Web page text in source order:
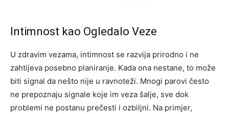
Intimnost kao Ogledalo Veze
U zdravim vezama, intimnost se razvija prirodno i ne
zahtijeva posebno planiranje. Kada ona nestane, to može
biti signal da nešto nije u ravnoteži. Mnogi parovi često
ne prepoznaju signale koje im veza šalje, sve dok
problemi ne postanu prečesti i ozbiljni. Na primjer,